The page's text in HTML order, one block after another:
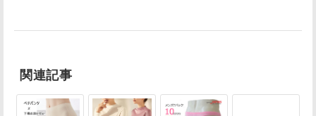
関連記事